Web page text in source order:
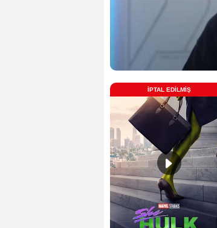
İPTAL EDILMIŞ